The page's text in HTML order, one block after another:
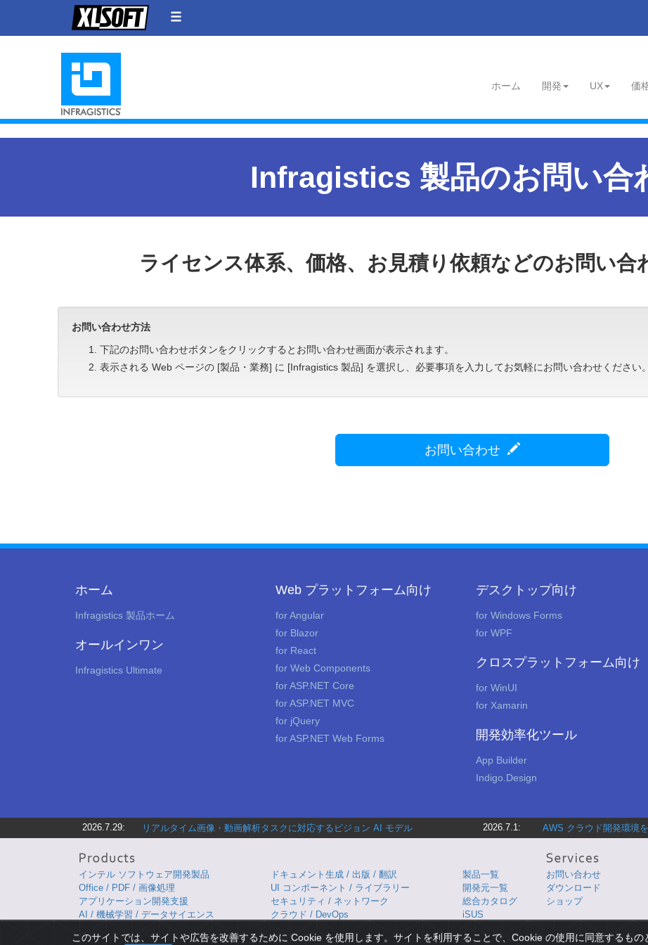
ホーム 開発 UX 価
Infragistics 製品のお問い合
ライセンス体系、価格、お見積り依頼などのお問い合
お問い合わせ方法
下記のお問い合わせボタンをクリックするとお問い合わせ画面が表示されます。
表示される Web ページの [製品・業務] に [Infragistics 製品] を選択し、必要事項を入力してお気軽にお問い合わせください。
お問い合わせ
ホーム
Infragistics 製品ホーム
オールインワン
Infragistics Ultimate
Web プラットフォーム向け
for Angular
for Blazor
for React
for Web Components
for ASP.NET Core
for ASP.NET MVC
for jQuery
for ASP.NET Web Forms
デスクトップ向け
for Windows Forms
for WPF
クロスプラットフォーム向け
for WinUI
for Xamarin
開発効率化ツール
App Builder
Indigo.Design
2026.7.29: リアルタイム画像・動画解析タスクに対応するビジョン AI モデル 2026.7.1: AWS クラウド開発環境
インテル ソフトウェア開発製品
Office / PDF / 画像処理
アプリケーション開発支援
AI / 機械学習 / データサイエンス
ドキュメント生成 / 出版 / 翻訳
UI コンポーネント / ライブラリー
セキュリティ / ネットワーク
クラウド / DevOps
製品一覧
開発元一覧
総合カタログ
iSUS
お問い合わせ
ダウンロード
ショップ
プ
このサイトでは、サイトや広告を改善するために Cookie を使用します。サイトを利用することで、Cookie の使用に同意するもの